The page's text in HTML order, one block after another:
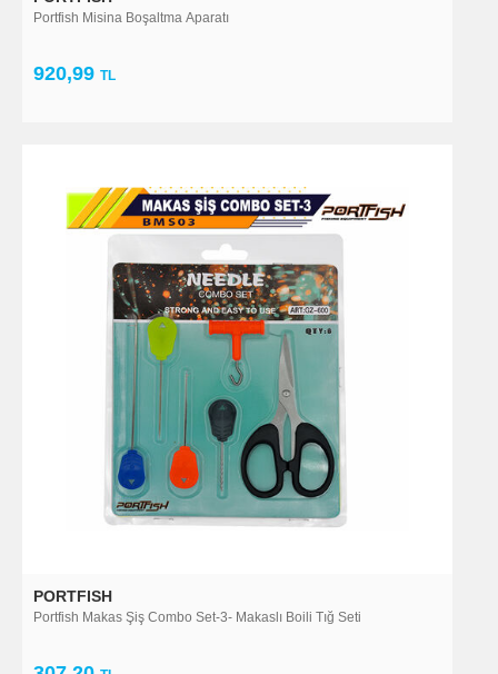
Portfish Misina Boşaltma Aparatı
920,99 TL
PORTFISH
Portfish Makas Şiş Combo Set-3- Makaslı Boili Tığ Seti